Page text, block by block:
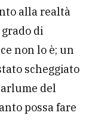
alla realtà
di
non lo è; un
scheggiato
del
possa fare